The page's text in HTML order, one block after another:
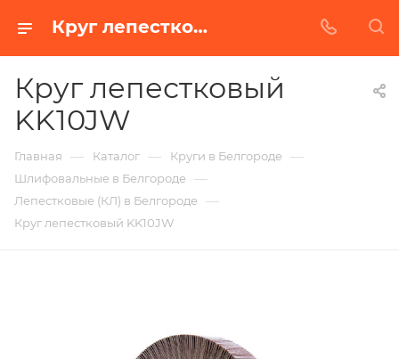
Круг лепестковый KK10JW в Белгороде | Купить по недорогой цене от Абразивного Завода
Круг лепестковый
KK10JW
Главная — Каталог — Круги в Белгороде —
Шлифовальные в Белгороде —
Лепестковые (КЛ) в Белгороде —
Круг лепестковый KK10JW